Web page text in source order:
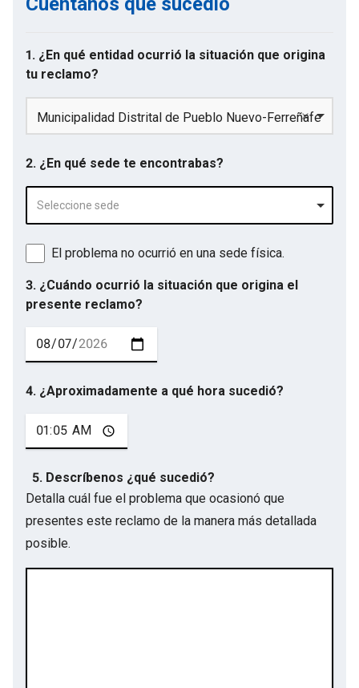
1. ¿En qué entidad ocurrió la situación que origina
tu reclamo?
Municipalidad Distrital de Pueblo Nuevo-Ferreñafe
2. ¿En qué sede te encontrabas?
Seleccione sede
El problema no ocurrió en una sede física.
3. ¿Cuándo ocurrió la situación que origina el
presente reclamo?
4. ¿Aproximadamente a qué hora sucedió?
5. Descríbenos ¿qué sucedió?
Detalla cuál fue el problema que ocasionó que
presentes este reclamo de la manera más detallada
posible.